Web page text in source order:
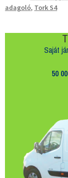
adagoló, Tork S4
Saját
50